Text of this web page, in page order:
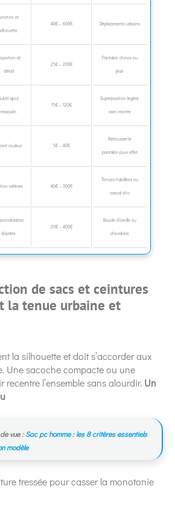
et
silhouette
40€ – 600€ Déplacements urbains
et
détail
25€ – 200€
Pantalon chinos ou
jean
ajout
masculin
15€ – 120€
Superposition légère
avec montre
couleur 5€ – 40€
Retrousser le
pantalon pour effet
raffinée 40€ – 300€
Tenues habillées ou
casual chic
discrète
20€ – 400€
Boucle d’oreille ou
chevalière
de sacs et ceintures
la tenue urbaine et
la silhouette et doit s’accorder aux
Une sacoche compacte ou une
l’ensemble sans alourdir. Un
vue :Sac pc homme : les 8 critères essentiels
modèle
tressée pour casser la monotonie